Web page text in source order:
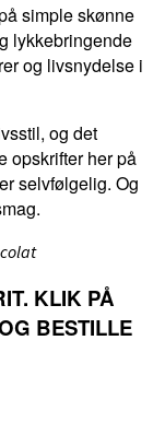
simple skønne
lykkebringende
og livsnydelse i
og det
opskrifter her på
selvfølgelig. Og
KLIK PÅ
BESTILLE